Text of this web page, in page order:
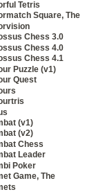
Tetris
Square, The
Chess 3.0
Chess 4.0
Chess 4.1
Puzzle (v1)
Quest
(v1)
(v2)
Chess
Leader
Poker
Game, The